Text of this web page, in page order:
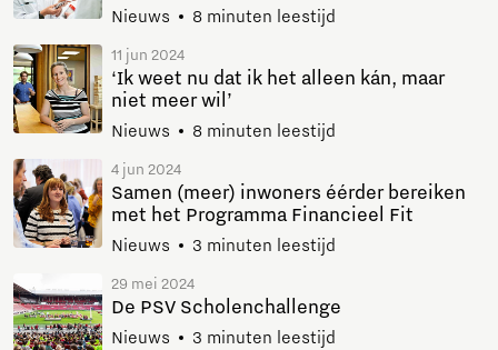
Nieuws 8 minuten leestijd
11 jun 2024
‘Ik weet nu dat ik het alleen kán, maar
niet meer wil’
Nieuws 8 minuten leestijd
4 jun 2024
Samen (meer) inwoners éérder bereiken
met het Programma Financieel Fit
Nieuws 3 minuten leestijd
29 mei 2024
De PSV Scholenchallenge
Nieuws 3 minuten leestijd